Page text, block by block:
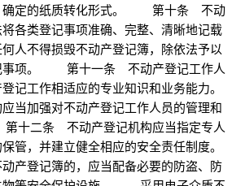
确定的纸质转化形式。 第十条 不动
各类登记事项准确、完整、清晰地记载
人不得损毁不动产登记簿，除依法予以
事项。 第十一条 不动产登记工作人
记工作相适应的专业知识和业务能力。
加强对不动产登记工作人员的管理和
二条 不动产登记机构应当指定专人
管，并建立健全相应的安全责任制度。
登记簿的，应当配备必要的防盗、防